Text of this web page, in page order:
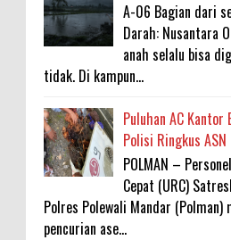
A-06 Bagian dari
Darah: Nusantara
anah selalu bisa
tidak. Di kampun...
Puluhan AC
Polisi Ringkus ASN
POLMAN –
Cepat (URC)
Polres Polewali Mandar (Polman)
pencurian ase...